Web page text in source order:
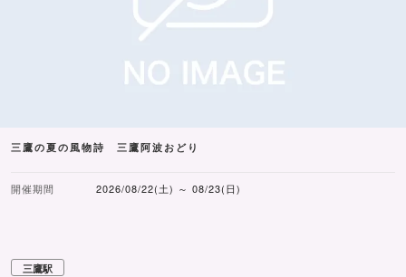
三鷹の夏の風物詩 三鷹阿波おどり
開催期間 2026/08/22(土) ～ 08/23(日)
三鷹駅